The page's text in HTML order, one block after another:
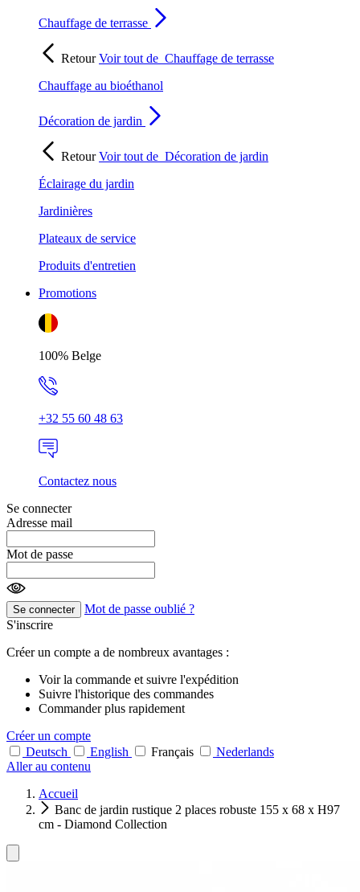
Chauffage de terrasse
RetourVoir tout de Chauffage de terrasse
Chauffage au bioéthanol
Décoration de jardin
RetourVoir tout de Décoration de jardin
Éclairage du jardin
Jardinières
Plateaux de service
Produits d'entretien
Promotions
100% Belge
+32 55 60 48 63
Contactez nous
Se connecter
Adresse mail
Mot de passe
Se connecter
Mot de passe oublié ?
S'inscrire
Créer un compte a de nombreux avantages :
Voir la commande et suivre l'expédition
Suivre l'historique des commandes
Commander plus rapidement
Créer un compte
Deutsch
English Français
Nederlands
Aller au contenu
Accueil
Banc de jardin rustique 2 places robuste 155 x 68 x H97
cm - Diamond Collection